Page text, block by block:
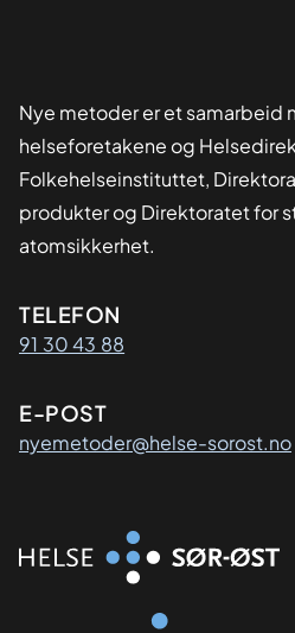
Nye metoder er et samarbeid
helseforetakene og
Folkehelseinstituttet,
produkter og Direktoratet for
atomsikkerhet.
TELEFON
91 30 43 88
E-POST
nyemetoder@helse-sorost.no
Organisasjon